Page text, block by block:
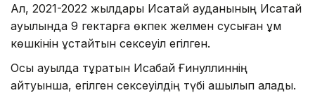
Ал, 2021-2022 жылдары Исатай ауданының Исатай
ауылында 9 гектарға өкпек желмен сусыған құм
көшкінін ұстайтын сексеуіл егілген.
Осы ауылда тұратын Исабай Ғинуллиннің
айтуынша, егілген сексеуілдің түбі ашылып қалады.